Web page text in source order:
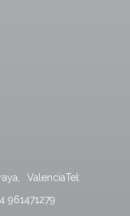
ValenciaTel:
961471279